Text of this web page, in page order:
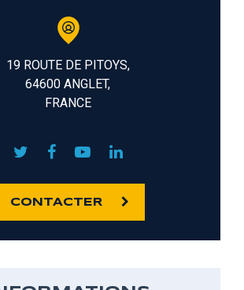
19 ROUTE DE PITOYS,
64600 ANGLET,
FRANCE
CONTACTER